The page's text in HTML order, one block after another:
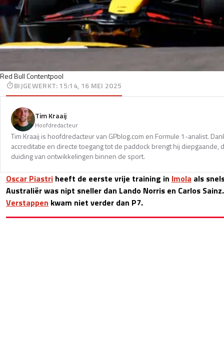
Red Bull Contentpool
BIJGEWERKT:15:14, 16 MEI 2025
Tim Kraaij
Hoofdredacteur
Tim Kraaij is hoofdredacteur van GPblog.com en Formule 1-analist.
accreditatie en directe toegang tot de paddock brengt hij diepgaande,
duiding van ontwikkelingen binnen de sport.
Oscar Piastri heeft de eerste vrije training in Imola als
Australiër was nipt sneller dan Lando Norris en Carlos
Verstappen kwam niet verder dan P7.